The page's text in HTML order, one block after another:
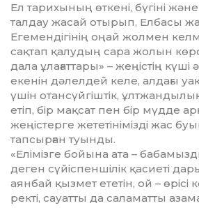
Ел тарихының өт­кені, бүгіні
талдау жасай отырып, Елбасы
Егемендігінің оңай жолмен
сақтап қалудың сара жолын
дала ұла­ғат­тары» – жеңістің күші
екенін дәлелдей келе, алдағы
үшін отансүйгіштік,
етіп, бір мақ­сат пен бір мүдде
жеңістерге жететінімізді жас
тапсырған туынды.
«Елімізге бойына ата –
деген сүйіс­пеншілік қасиеті
аянбай қызмет ете­тін, ой – өрісі
рек­ті, сауатты да саламатты